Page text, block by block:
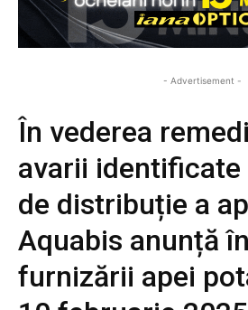
- Advertisement -
În vederea
avarii identificate
de distribuție a
Aquabis anunță
furnizării apei